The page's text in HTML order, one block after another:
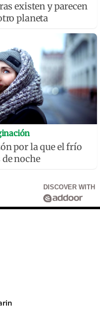
existen y parecen
planeta
por la que el frío
noche
DISCOVER WITH